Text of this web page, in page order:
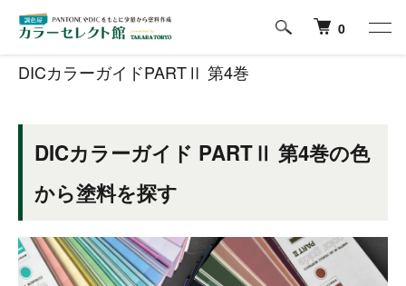
0
ホーム DICカラーガイドPARTⅡ 第4巻
DICカラーガイドPARTⅡ 第4巻
DICカラーガイド PARTⅡ 第4巻の色
から塗料を探す